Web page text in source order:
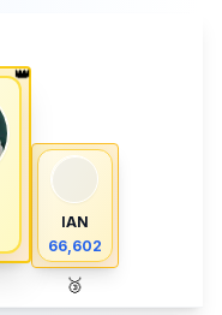
👑
IAN
66,602
🥉